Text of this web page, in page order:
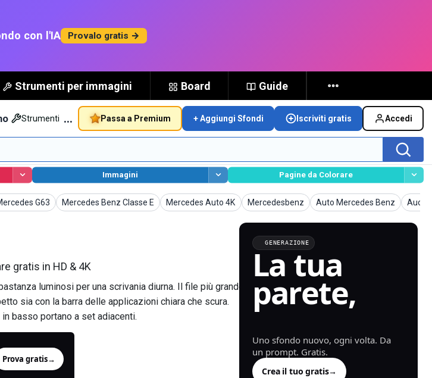
con l'IA Provalo gratis →
Strumenti per immagini Board Guide
Strumenti … Passa a Premium + Aggiungi Sfondi Iscriviti gratis Accedi
Immagini Pagine da Colorare
G63 Mercedes Benz Classe E
Sfondi Mercedes Auto 4K
Sfondi Mercedesbenz
Sfondi Auto Mercedes Benz
Sfondi Audi
Sfondi
gratis in HD & 4K
luminosi per una scrivania diurna. Il file più grande
sia con la barra delle applicazioni chiara che scura.
basso portano a set adiacenti.
Prova gratis→
GENERAZIONE
La tua
parete,
generata.
Uno sfondo nuovo, ogni volta. Da
un prompt. Gratis.
Crea il tuo gratis→